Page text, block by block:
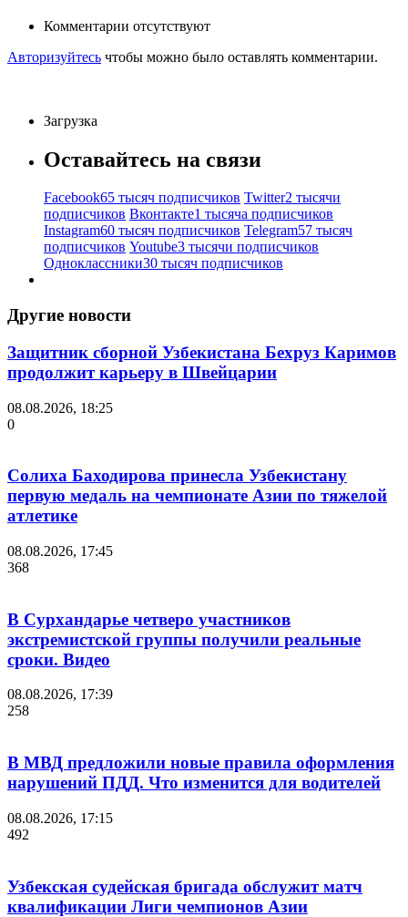
Комментарии отсутствуют
Авторизуйтесь чтобы можно было оставлять комментарии.
Загрузка
Оставайтесь на связи
Facebook65 тысяч подписчиков Twitter2 тысячи
подписчиков Вконтакте1 тысяча подписчиков
Instagram60 тысяч подписчиков Telegram57 тысяч
подписчиков Youtube3 тысячи подписчиков
Одноклассники30 тысяч подписчиков
Другие новости
Защитник сборной Узбекистана Бехруз Каримов
продолжит карьеру в Швейцарии
08.08.2026, 18:25
0
Солиха Баходирова принесла Узбекистану
первую медаль на чемпионате Азии по тяжелой
атлетике
08.08.2026, 17:45
368
В Сурхандарье четверо участников
экстремистской группы получили реальные
сроки. Видео
08.08.2026, 17:39
258
В МВД предложили новые правила оформления
нарушений ПДД. Что изменится для водителей
08.08.2026, 17:15
492
Узбекская судейская бригада обслужит матч
квалификации Лиги чемпионов Азии